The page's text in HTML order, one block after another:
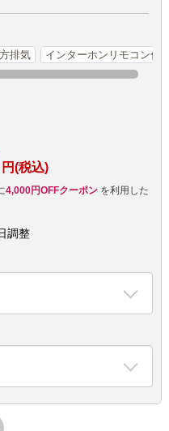
排気 インターホンリモコン付
円(税込)
4,000円OFFクーポンを利用した
調整